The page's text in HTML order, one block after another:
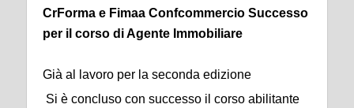
CrForma e Fimaa Confcommercio Successo
per il corso di Agente Immobiliare
Già al lavoro per la seconda edizione
Si è concluso con successo il corso abilitante